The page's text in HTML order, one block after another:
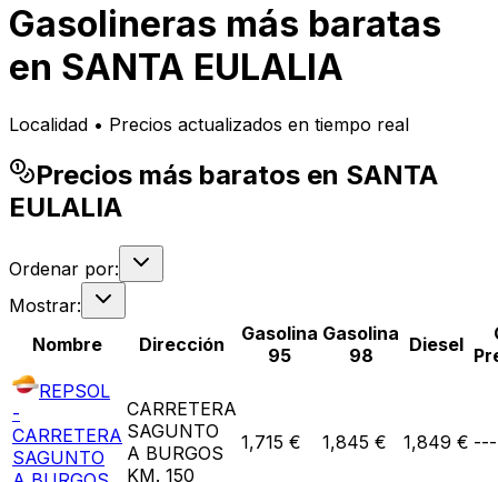
Gasolineras más baratas
en SANTA EULALIA
Localidad • Precios actualizados en tiempo real
Precios más baratos en SANTA
EULALIA
Ordenar por:
Mostrar:
Nombre
Dirección
Gasolina
95
Gasolina
98
Diesel
REPSOL
-
CARRETERA
SAGUNTO
CARRETERA
SAGUNTO
A BURGOS
KM. 150
1,715 € 1,845 € 1,849 € ---